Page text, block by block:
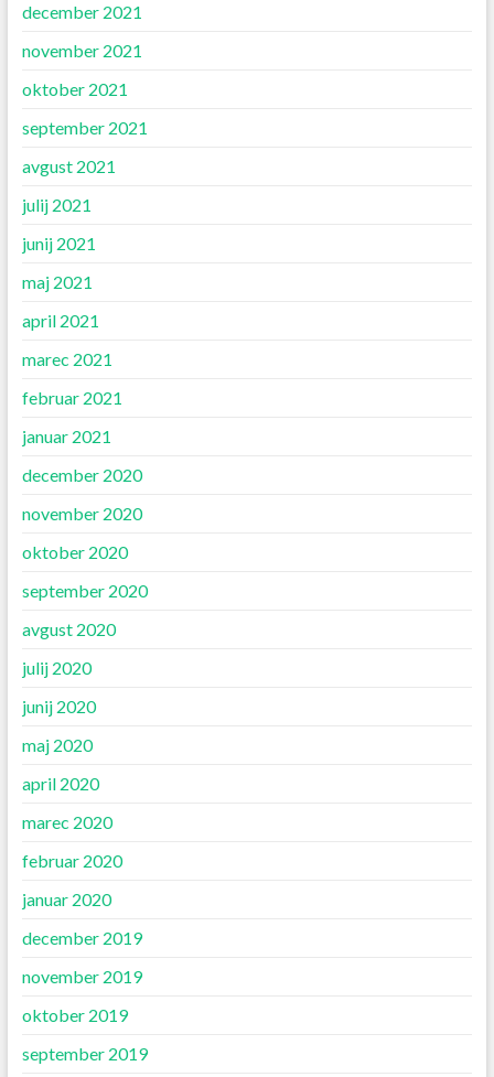
december 2021
november 2021
oktober 2021
september 2021
avgust 2021
julij 2021
junij 2021
maj 2021
april 2021
marec 2021
februar 2021
januar 2021
december 2020
november 2020
oktober 2020
september 2020
avgust 2020
julij 2020
junij 2020
maj 2020
april 2020
marec 2020
februar 2020
januar 2020
december 2019
november 2019
oktober 2019
september 2019